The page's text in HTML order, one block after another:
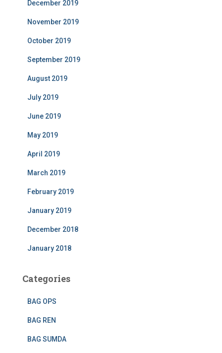
December 2019
November 2019
October 2019
September 2019
August 2019
July 2019
June 2019
May 2019
April 2019
March 2019
February 2019
January 2019
December 2018
January 2018
Categories
BAG OPS
BAG REN
BAG SUMDA